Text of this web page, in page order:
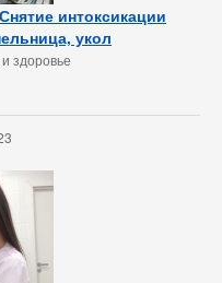
интоксикации
укол
здоровье